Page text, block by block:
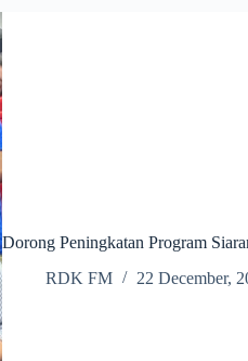
Dorong Peningkatan Program
RDK FM
22 December,